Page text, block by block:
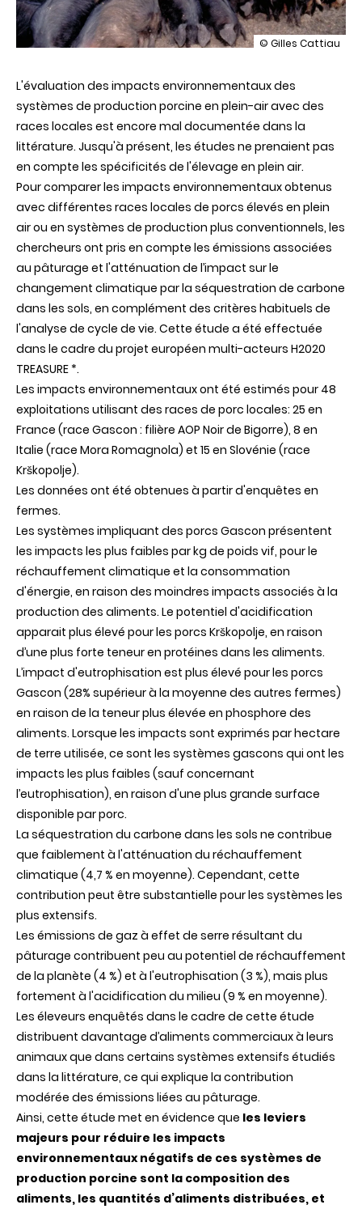
illustration
porcs
en
plein
air
des
races
locales
:
il
faut
adapter
l’alimentation
!
© Gilles Cattiau
L'évaluation des impacts environnementauxdes
systèmes de production porcine en plein-air avec des
races locales est encore mal documentée dans la
littérature. Jusqu'à présent, les études ne prenaient pas
en compte les spécificités de l'élevage en plein air.
Pour comparer les impacts environnementaux obtenus
avec différentes races locales de porcs élevés en plein
air ou en systèmes de production plus conventionnels, les
chercheurs ont pris en compte les émissions associées
au pâturage et l'atténuation de l’impact sur le
changement climatique par la séquestration de carbone
dans les sols, en complément des critères habituels de
l'analyse de cycle de vie. Cette étude a été effectuée
dans le cadre du projet européen multi-acteurs H2020
TREASURE *.
Les impacts environnementaux ont été estimés pour 48
exploitations utilisant des races de porc locales: 25 en
France (race Gascon : filière AOP Noir de Bigorre), 8 en
Italie (race Mora Romagnola) et 15 en Slovénie (race
Krškopolje).
Les données ont été obtenues à partir d'enquêtes en
fermes.
Les systèmes impliquant des porcs Gascon présentent
les impacts les plus faibles par kg de poids vif, pour le
réchauffement climatique et la consommation
d'énergie, en raison des moindres impacts associés à la
production des aliments. Le potentiel d'acidification
apparait plus élevé pour les porcs Krškopolje, en raison
d’une plus forte teneur en protéines dans les aliments.
L’impact d'eutrophisation est plus élevé pour les porcs
Gascon (28% supérieur à la moyenne des autres fermes)
en raison de la teneur plus élevée en phosphore des
aliments. Lorsque les impacts sont exprimés par hectare
de terre utilisée, ce sont les systèmes gascons qui ont les
impacts les plus faibles (sauf concernant
l’eutrophisation), en raison d'une plus grande surface
disponible par porc.
La séquestration du carbone dans les sols ne contribue
que faiblement à l'atténuation du réchauffement
climatique (4,7 % en moyenne). Cependant, cette
contribution peut être substantielle pour les systèmes les
plus extensifs.
Les émissions de gaz à effet de serre résultant du
pâturage contribuent peu au potentiel de réchauffement
de la planète (4 %) et à l'eutrophisation (3 %), mais plus
fortement à l'acidification du milieu (9 % en moyenne).
Les éleveurs enquêtés dans le cadre de cette étude
distribuent davantage d’aliments commerciaux à leurs
animaux que dans certains systèmes extensifs étudiés
dans la littérature, ce qui explique la contribution
modérée des émissions liées au pâturage.
Ainsi, cette étude met en évidence que les leviers
majeurs pour réduire les impacts
environnementaux négatifs de ces systèmes de
production porcine sont la composition des
aliments, les quantités d’aliments distribuées, et